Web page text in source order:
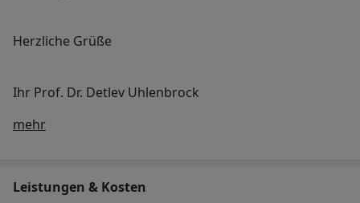
Herzliche Grüße
Ihr Prof. Dr. Detlev Uhlenbrock
mehrÜber mich
Leistungen & Kosten